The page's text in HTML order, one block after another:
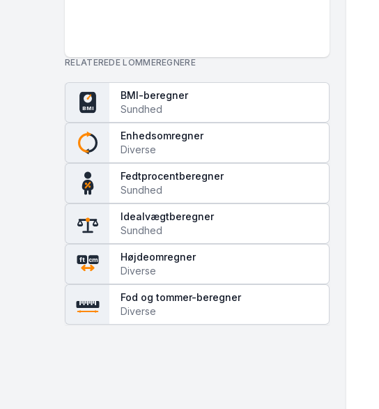
RELATEREDE LOMMEREGNERE
BMI
BMI-beregner
Sundhed
Enhedsomregner
Diverse
Fedtprocentberegner
Sundhed
Idealvægtberegner
Sundhed
ft cm
Højdeomregner
Diverse
Fod og tommer-beregner
Diverse